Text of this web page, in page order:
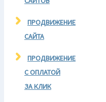
ПРОДВИЖЕНИЕ
САЙТА
ПРОДВИЖЕНИЕ
С ОПЛАТОЙ
ЗА КЛИК